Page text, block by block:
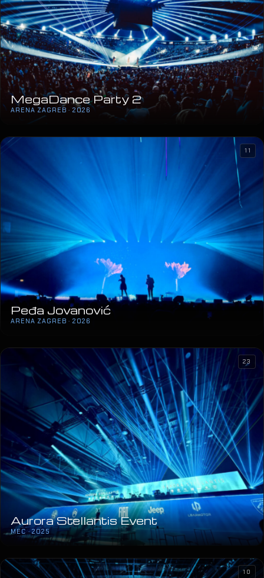
MegaDance Party 2
ARENA ZAGREB · 2026
Peđa Jovanović
ARENA ZAGREB · 2026
11
Aurora Stellantis Event
MEC · 2025
23
10